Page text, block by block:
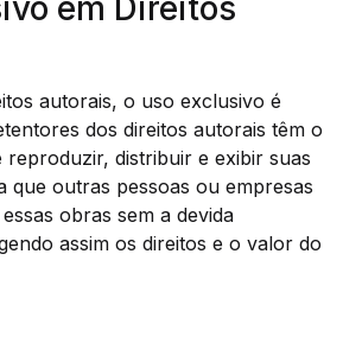
em Direitos
autorais, o uso exclusivo é
dos direitos autorais têm o
reproduzir, distribuir e exibir suas
que outras pessoas ou empresas
obras sem a devida
assim os direitos e o valor do